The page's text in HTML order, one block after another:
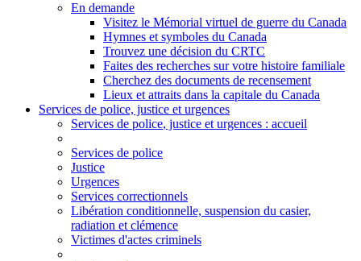
En demande
Visitez le Mémorial virtuel de guerre du Canada
Hymnes et symboles du Canada
Trouvez une décision du CRTC
Faites des recherches sur votre histoire familiale
Cherchez des documents de recensement
Lieux et attraits dans la capitale du Canada
Services de police, justice et urgences
Services de police, justice et urgences : accueil
Services de police
Justice
Urgences
Services correctionnels
Libération conditionnelle, suspension du casier,
radiation et clémence
Victimes d'actes criminels